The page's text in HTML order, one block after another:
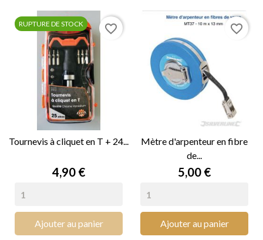
Tournevis à cliquet en T + 24...
Prix
4,90 €
Ajouter au panier
RUPTURE DE STOCK favorite_border
Mètre d'arpenteur en fibre
de...
Prix
5,00 €
Ajouter au panier
favorite_border